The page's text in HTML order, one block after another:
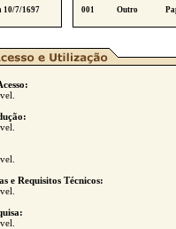
10/7/1697 001 Outro
e Requisitos Técnicos: